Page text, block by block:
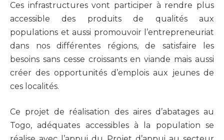
Ces infrastructures vont participer à rendre plus
accessible des produits de qualités aux
populations et aussi promouvoir l’entrepreneuriat
dans nos différentes régions, de satisfaire les
besoins sans cesse croissants en viande mais aussi
créer des opportunités d’emplois aux jeunes de
ces localités.
Ce projet de réalisation des aires d’abatages au
Togo, adéquates accessibles à la population se